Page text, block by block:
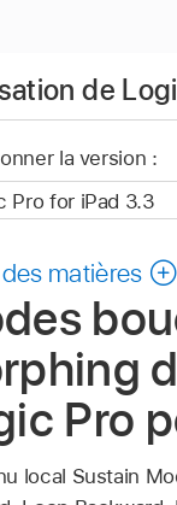
de
la version :
matières
Pro
local Sustain